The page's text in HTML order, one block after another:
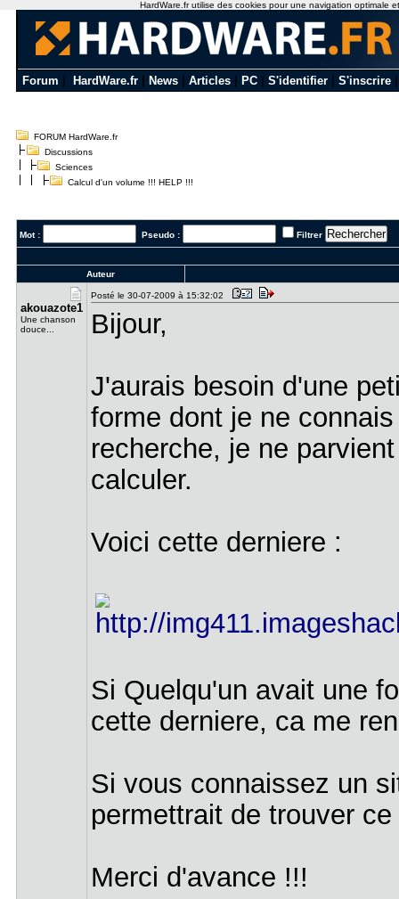
Forum HardWare.fr News Articles PC S'identifier S'inscrire
FORUM HardWare.fr
Discussions
Sciences
Calcul d'un volume !!! HELP !!!
Mot : Pseudo : Filtrer
Auteur
akouazote1
Une chanson
douce...
Posté le 30-07-2009 à 15:32:02
Bijour,
J'aurais besoin d'une
forme dont je ne
recherche, je ne
calculer.
Voici cette derniere :
Si Quelqu'un avait une
cette derniere, ca me
Si vous connaissez un
permettrait de trouver
Merci d'avance !!!
HardWare.fr utilise des cookies pour une navigation optimale